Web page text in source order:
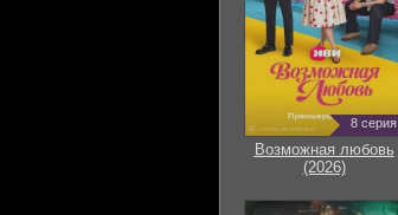
8 серия
Возможная любовь
(2026)